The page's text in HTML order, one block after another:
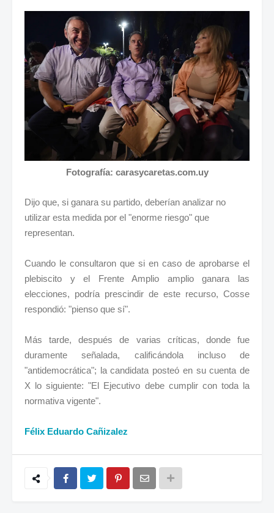
Fotografía: carasycaretas.com.uy
Dijo que, si ganara su partido, deberían analizar no
utilizar esta medida por el "enorme riesgo" que
representan.
Cuando le consultaron que si en caso de aprobarse el
plebiscito y el Frente Amplio amplio ganara las
elecciones, podría prescindir de este recurso, Cosse
respondió: "pienso que sí".
Más tarde, después de varias críticas, donde fue
duramente señalada, calificándola incluso de
"antidemocrática"; la candidata posteó en su cuenta de
X lo siguiente: "El Ejecutivo debe cumplir con toda la
normativa vigente".
Félix Eduardo Cañizalez